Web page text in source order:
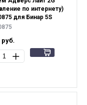
по интернету)
для Бинар 5S
руб.